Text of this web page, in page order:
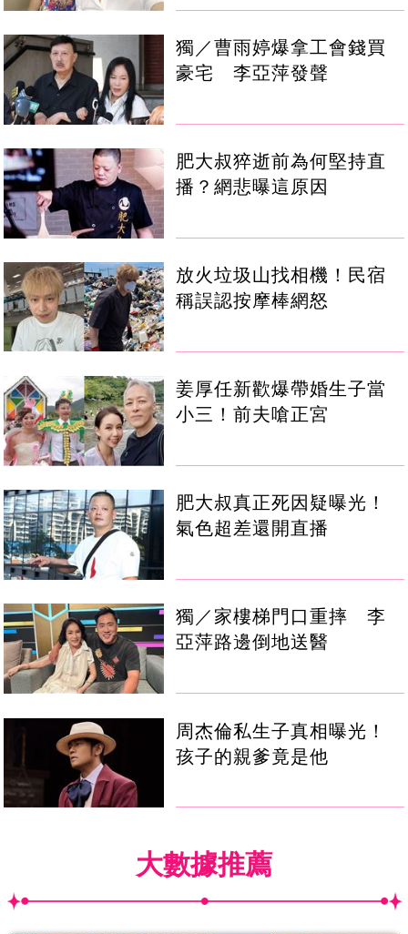
獨／曹雨婷爆拿工會錢買
豪宅 李亞萍發聲
肥大叔猝逝前為何堅持直
播？網悲曝這原因
放火垃圾山找相機！民宿
稱誤認按摩棒網怒
姜厚任新歡爆帶婚生子當
小三！前夫嗆正宮
肥大叔真正死因疑曝光！
氣色超差還開直播
獨／家樓梯門口重摔 李
亞萍路邊倒地送醫
周杰倫私生子真相曝光！
孩子的親爹竟是他
大數據推薦